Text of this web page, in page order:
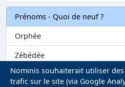
Prénoms - Quoi de neuf ?
Orphée
Zébédée
Melvil
Nominis souhaiterait utiliser
trafic sur le site (via Google